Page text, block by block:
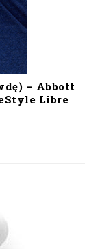
– Abbott
Libre